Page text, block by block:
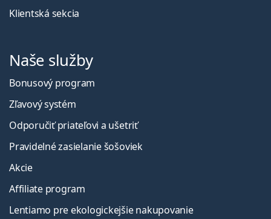
Klientská sekcia
Naše služby
Bonusový program
Zľavový systém
Odporučiť priateľovi a ušetriť
Pravidelné zasielanie šošoviek
Akcie
Affiliate program
Lentiamo pre ekologickejšie nakupovanie